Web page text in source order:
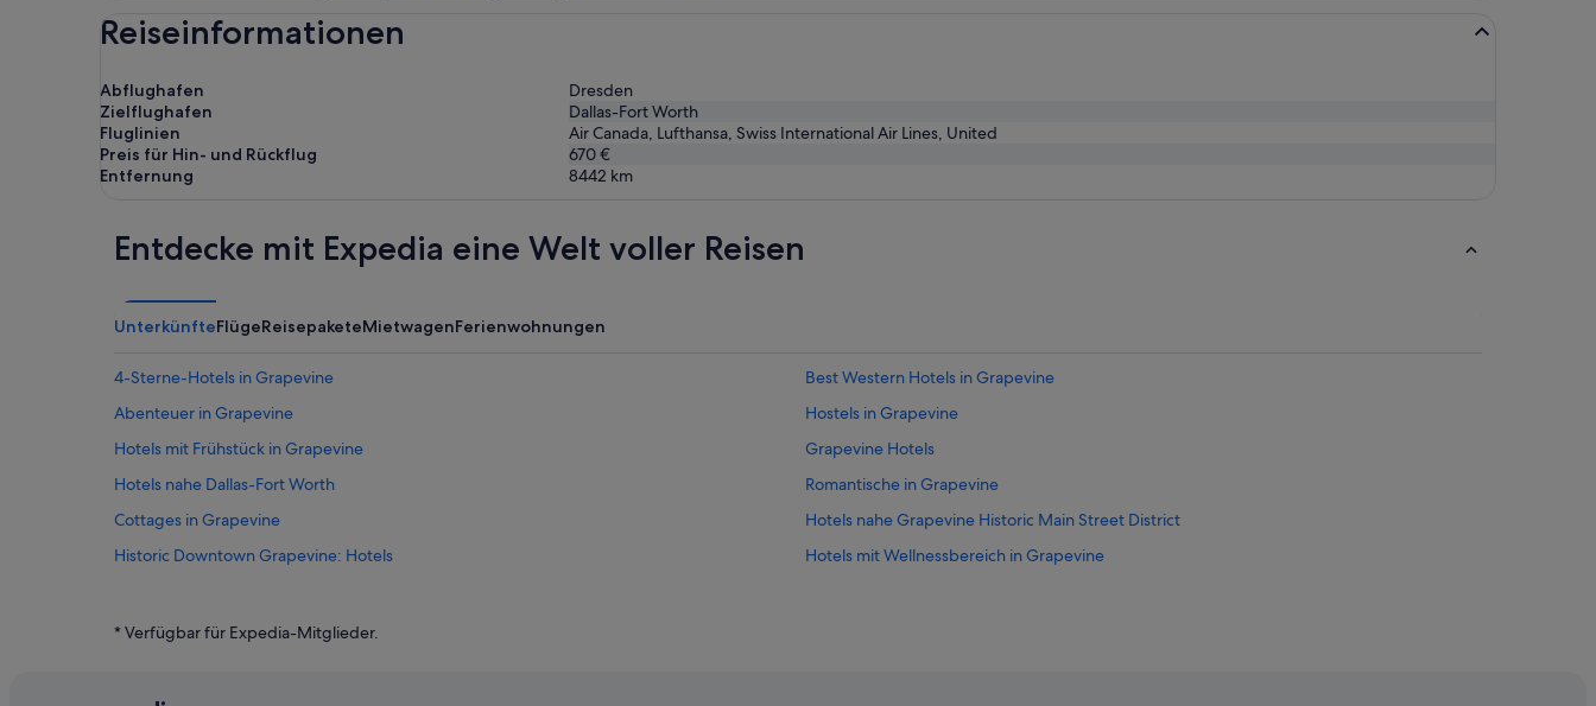
Reiseinformationen
Abflughafen
Dresden
Zielflughafen
Dallas-Fort Worth
Fluglinien
Air Canada, Lufthansa, Swiss International Air Lines, United
Preis für Hin- und Rückflug
670 €
Entfernung
8442 km
Entdecke mit Expedia eine Welt voller Reisen
UnterkünfteFlügeReisepaketeMietwagenFerienwohnungen
4-Sterne-Hotels in Grapevine
Best Western Hotels in Grapevine
Abenteuer in Grapevine
Hostels in Grapevine
Hotels mit Frühstück in Grapevine
Grapevine Hotels
Hotels nahe Dallas-Fort Worth
Romantische in Grapevine
Cottages in Grapevine
Hotels nahe Grapevine Historic Main Street District
Historic Downtown Grapevine: Hotels
Hotels mit Wellnessbereich in Grapevine
Günstige in Grapevine
La Quinta Inn & Suites Hotels in Grapevine
* Verfügbar für Expedia-Mitglieder.